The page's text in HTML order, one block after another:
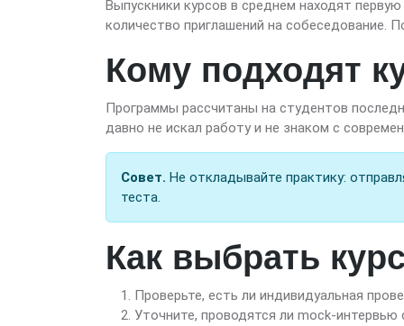
Выпускники курсов в среднем находят
количество приглашений на собеседование.
Кому подходят
Программы рассчитаны на студентов
давно не искал работу и не знаком с
Совет. Не откладывайте практику:
теста.
Как выбрать
Проверьте, есть ли индивидуальная
Уточните, проводятся ли mock-